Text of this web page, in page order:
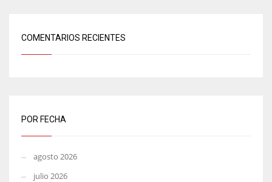
COMENTARIOS RECIENTES
POR FECHA
agosto 2026
julio 2026